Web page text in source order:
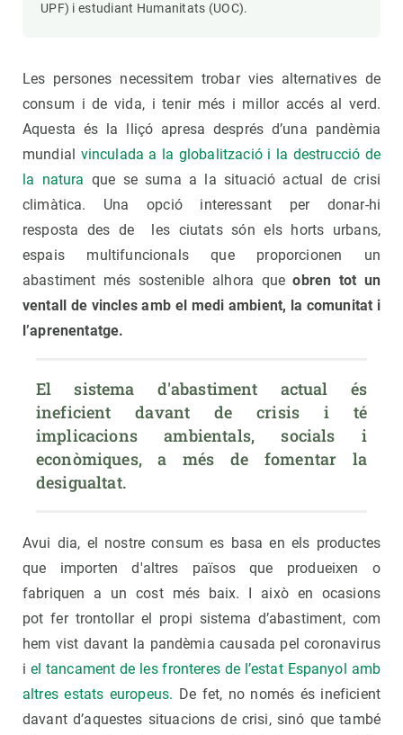
UPF) i estudiant Humanitats (UOC).
Les persones necessitem trobar vies alternatives de
consum i de vida, i tenir més i millor accés al verd.
Aquesta és la lliçó apresa després d’una pandèmia
mundial vinculada a la globalització i la destrucció de
la natura que se suma a la situació actual de crisi
climàtica. Una opció interessant per donar-hi
resposta des de les ciutats són els horts urbans,
espais multifuncionals que proporcionen un
abastiment més sostenible alhora queobren tot un
ventall de vincles amb el medi ambient, la comunitat i
l’aprenentatge.
El sistema d'abastiment actual és
ineficient davant de crisis i té
implicacions ambientals, socials i
econòmiques, a més de fomentar la
desigualtat.
Avui dia, el nostre consum es basa en els productes
que importen d'altres països que produeixen o
fabriquen a un cost més baix. I això en ocasions
pot fer trontollar el propi sistema d’abastiment, com
hem vist davant la pandèmia causada pel coronavirus
i el tancament de les fronteres de l’estat Espanyol amb
altres estats europeus. De fet, no només és ineficient
davant d’aquestes situacions de crisi, sinó que també